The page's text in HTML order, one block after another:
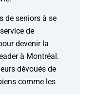
de seniors à se
de
devenir la
à Montréal.
dévoués de
comme les